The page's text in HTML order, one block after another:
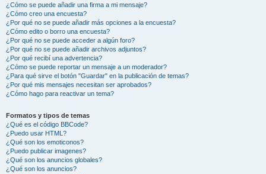
¿Cómo se puede añadir una firma a mi mensaje?
¿Cómo creo una encuesta?
¿Por qué no se puede añadir más opciones a la encuesta?
¿Cómo edito o borro una encuesta?
¿Por qué no se puede acceder a algún foro?
¿Por qué no se puede añadir archivos adjuntos?
¿Por qué recibí una advertencia?
¿Cómo se puede reportar un mensaje a un moderador?
¿Para qué sirve el botón "Guardar" en la publicación de temas?
¿Por qué mis mensajes necesitan ser aprobados?
¿Cómo hago para reactivar un tema?
Formatos y tipos de temas
¿Qué es el código BBCode?
¿Puedo usar HTML?
¿Qué son los emoticonos?
¿Puedo publicar imagenes?
¿Qué son los anuncios globales?
¿Qué son los anuncios?